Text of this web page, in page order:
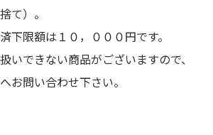
て）。
下限額は１０，０００円です。
いできない商品がございますので、
お問い合わせ下さい。